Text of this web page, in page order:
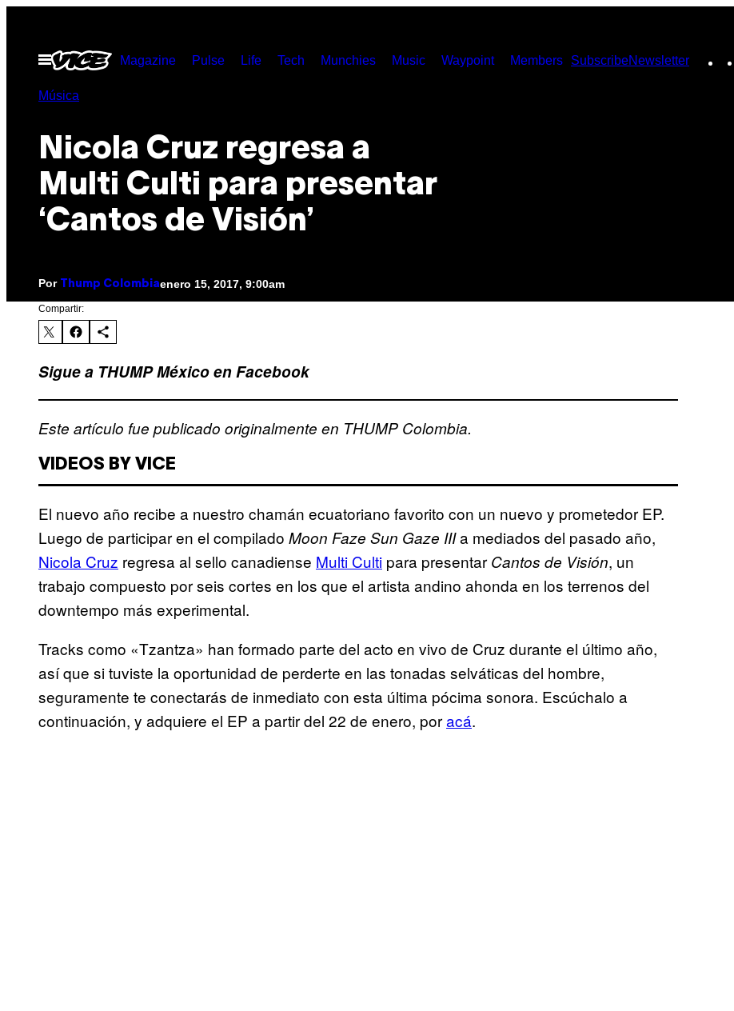
contenido
Abrir
Menú
Magazine Pulse Life Tech Munchies Music Waypoint Members SubscribeNewsletter
Música
Nicola Cruz regresa a
Multi Culti para presentar
‘Cantos de Visión’
Por Thump Colombiaenero 15, 2017, 9:00am
Compartir:
Sigue a THUMP México en Facebook
Este artículo fue publicado originalmente en THUMP Colombia.
VIDEOS BY VICE
El nuevo año recibe a nuestro chamán ecuatoriano favorito con un nuevo y prometedor EP.
Luego de participar en el compilado Moon Faze Sun Gaze IIIa mediados del pasado año,
Nicola Cruz regresa al sello canadiense Multi Culti para presentar Cantos de Visión, un
trabajo compuesto por seis cortes en los que el artista andino ahonda en los terrenos del
downtempo más experimental.
Tracks como «Tzantza» han formado parte del acto en vivo de Cruz durante el último año,
así que si tuviste la oportunidad de perderte en las tonadas selváticas del hombre,
seguramente te conectarás de inmediato con esta última pócima sonora. Escúchalo a
continuación, y adquiere el EP a partir del 22 de enero, poracá.